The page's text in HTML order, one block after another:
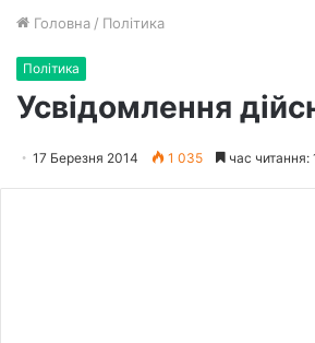
Головна / Політика
Політика
Усвідомлення
17 Березня 2014 1 035 час читання: